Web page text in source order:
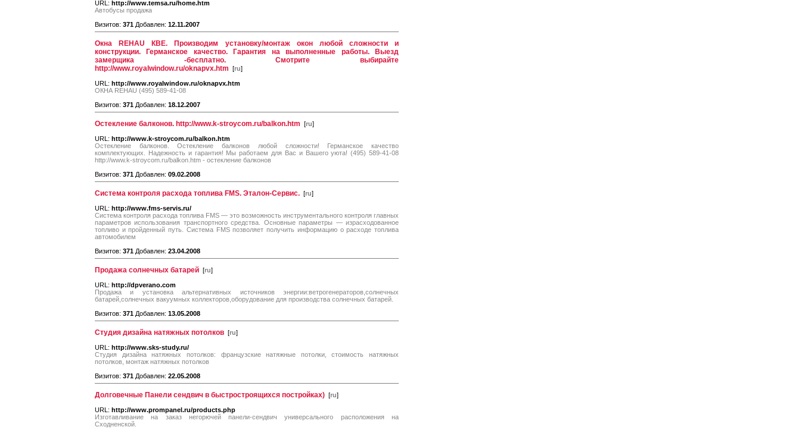
URL: http://www.temsa.ru/home.htm
Автобусы продажа
Визитов: 371 Добавлен: 12.11.2007
Окна REHAU КВЕ. Производим установку/монтаж окон любой сложности и
конструкции. Германское качество. Гарантия на выполненные работы. Выезд
замерщика -бесплатно. Смотрите выбирайте
http://www.royalwindow.ru/oknapvx.htm [ru]
URL: http://www.royalwindow.ru/oknapvx.htm
ОКНА REHAU (495) 589-41-08
Визитов: 371 Добавлен: 18.12.2007
Остекление балконов. http://www.k-stroycom.ru/balkon.htm [ru]
URL: http://www.k-stroycom.ru/balkon.htm
Остекление балконов. Остекление балконов любой сложности! Германское качество
комплектующих. Надежность и гарантия! Мы работаем для Вас и Вашего уюта! (495) 589-41-08
http://www.k-stroycom.ru/balkon.htm - остекление балконов
Визитов: 371 Добавлен: 09.02.2008
Система контроля расхода топлива FMS. Эталон-Сервис. [ru]
URL: http://www.fms-servis.ru/
Система контроля расхода топлива FMS — это возможность инструментального контроля главных
параметров использования транспортного средства. Основные параметры — израсходованное
топливо и пройденный путь. Система FMS позволяет получить информацию о расходе топлива
автомобилем
Визитов: 371 Добавлен: 23.04.2008
Продажа солнечных батарей [ru]
URL: http://dpverano.com
Продажа и установка альтернативных источников энергии:ветрогенераторов,солнечных
батарей,солнечных вакуумных коллекторов,оборудование для производства солнечных батарей.
Визитов: 371 Добавлен: 13.05.2008
Студия дизайна натяжных потолков [ru]
URL: http://www.sks-study.ru/
Студия дизайна натяжных потолков: французские натяжные потолки, стоимость натяжных
потолков, монтаж натяжных потолков
Визитов: 371 Добавлен: 22.05.2008
Долговечные Панели сендвич в быстростроящихся постройках) [ru]
URL: http://www.prompanel.ru/products.php
Изготавливание на заказ негорючей панели-сендвич универсального расположения на
Сходненской.